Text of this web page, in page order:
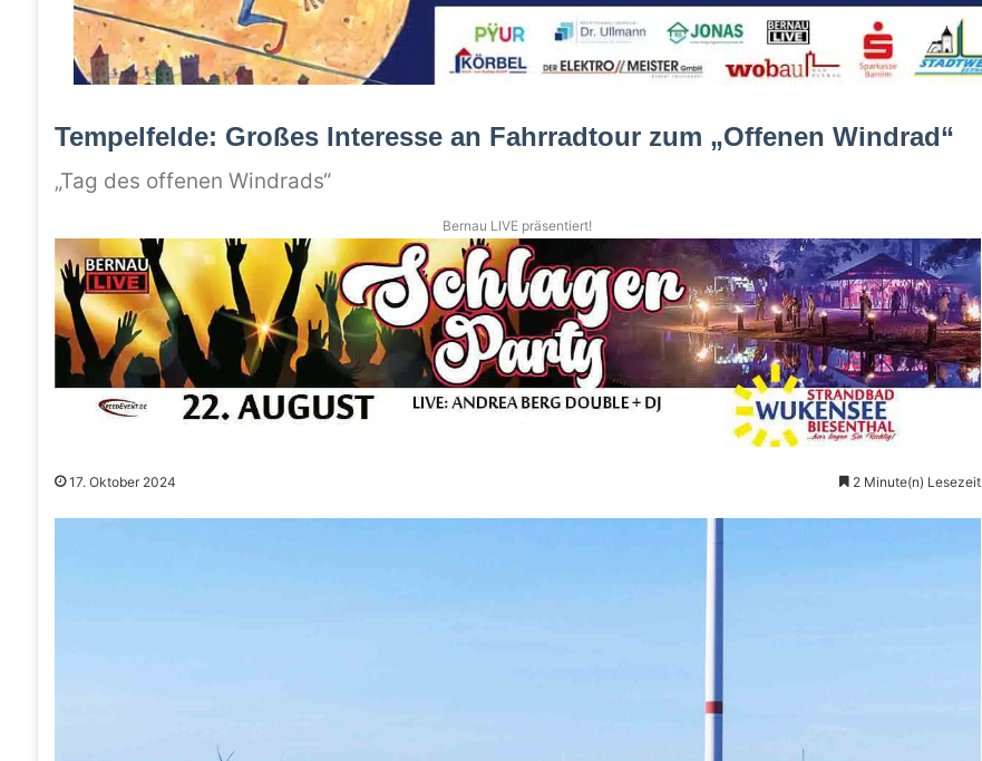
Tempelfelde: Großes Interesse an Fahrradtour zum „Offenen Windrad“
„Tag des offenen Windrads“
Bernau LIVE präsentiert!
17. Oktober 2024 2 Minute(n) Lesezeit